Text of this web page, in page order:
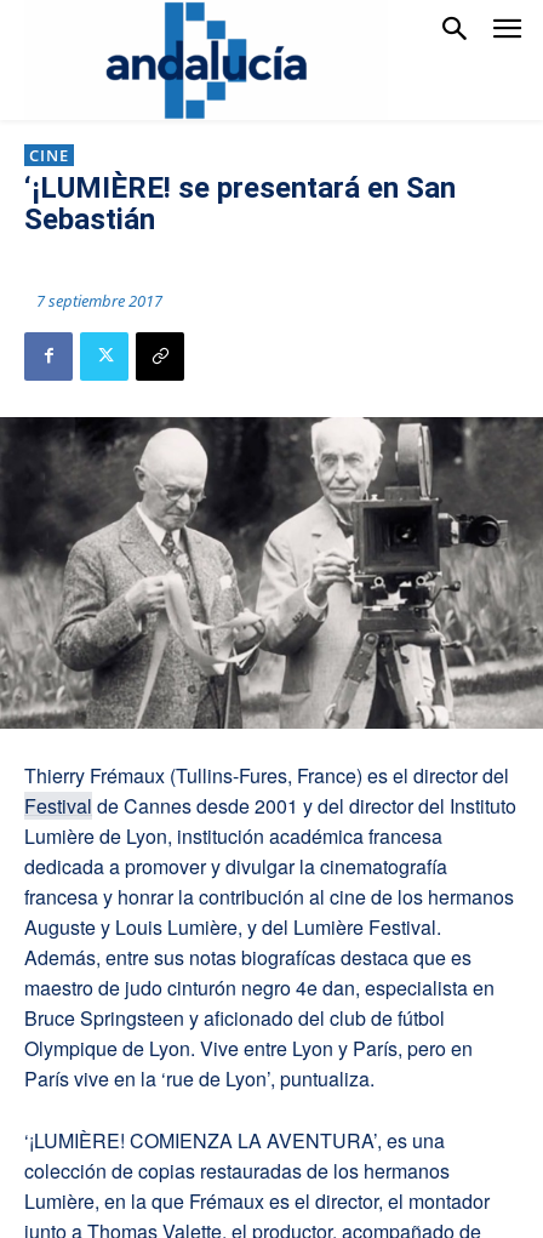
CINE
‘¡LUMIÈRE! se presentará en San
Sebastián
7 septiembre 2017
Thierry Frémaux (Tullins-Fures, France) es el director del
Festival de Cannes desde 2001 y del director del Instituto
Lumière de Lyon, institución académica francesa
dedicada a promover y divulgar la cinematografía
francesa y honrar la contribución al cine de los hermanos
Auguste y Louis Lumière, y del Lumière Festival.
Además, entre sus notas biografícas destaca que es
maestro de judo cinturón negro 4e dan, especialista en
Bruce Springsteen y aficionado del club de fútbol
Olympique de Lyon. Vive entre Lyon y París, pero en
París vive en la ‘rue de Lyon’, puntualiza.
‘¡LUMIÈRE! COMIENZA LA AVENTURA’, es una
colección de copias restauradas de los hermanos
Lumière, en la que Frémaux es el director, el montador
junto a Thomas Valette, el productor, acompañado de